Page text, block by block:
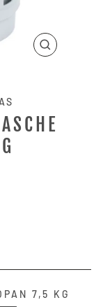
7,5 KG